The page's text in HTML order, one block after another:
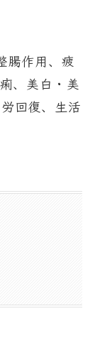
腸作用、疲
、美白・美
回復、生活